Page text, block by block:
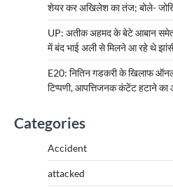
शेयर कर अखिलेश का तंज; बोले-
UP: अतीक अहमद के बेटे आबान समेत
में बंद भाई अली से मिलने आ रहे थे
E20: नितिन गडकरी के खिलाफ
टिप्पणी, आपत्तिजनक कंटेंट हटाने
Categories
Accident
attacked